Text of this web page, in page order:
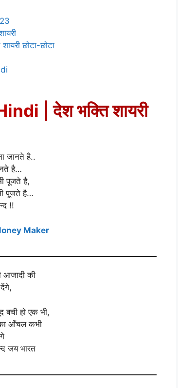
छोटा-छोटा
| देश भक्ति शायरी
जानते है..
है…
पूजते है,
पूजते है…
!!
Maker
आजादी की
बची हो एक भी,
आँचल कभी
जय भारत